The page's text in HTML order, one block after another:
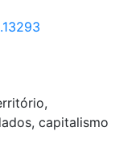
capitalismo